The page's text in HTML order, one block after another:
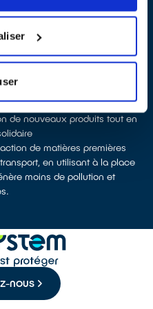
, nous remettent ensuite les
prenions en charge leur
et les
neufs est émettrice de
naturelles.
de nouveaux produits tout en
de matières premières
en utilisant à la place
moins de pollution et
NOUS